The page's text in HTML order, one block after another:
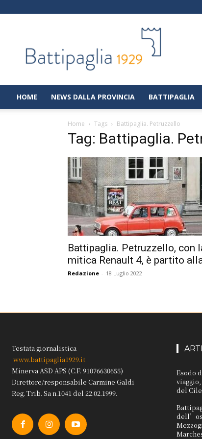
|
Notizie
dalla
città
di
HOME NEWS DALLA PROVINCIA BATTIPAGLIA
Home Tags Battipaglia. Petruzzello
Tag: Battipaglia.
Battipaglia. Petruzzello, con
mitica Renault 4, è partito
Redazione - 18 Luglio 2022
Testata giornalistica
www.battipaglia1929.it
Minerva ASD APS (C.F. 91076630655)
Direttore/responsabile Carmine Galdi
Reg. Trib. Sa n.1041 del 22.02.1999.
Esodo
del